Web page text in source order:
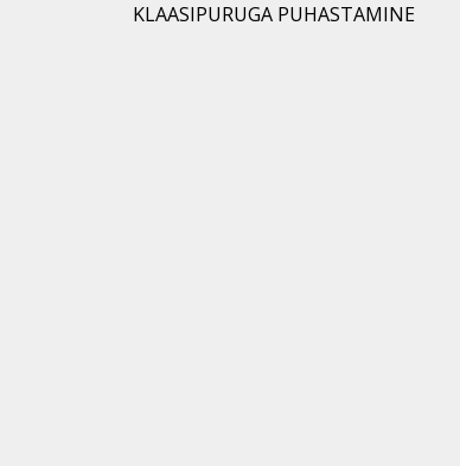
KLAASIPURUGA PUHASTAMINE